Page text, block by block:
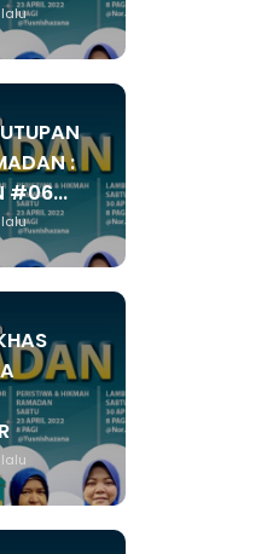
:
#06...